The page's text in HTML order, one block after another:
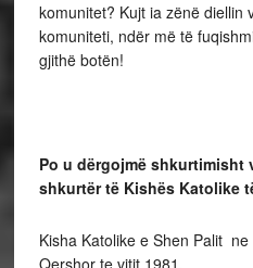
komunitet? Kujt ia zënë diellin
komuniteti, ndër më të
gjithë botën!
Po u dërgojmë
shkurtër të Kishës Katolike
Kisha Katolike e Shen Palit
Qershor te vitit 1981.